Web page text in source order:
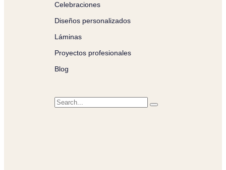
Celebraciones
Diseños personalizados
Láminas
Proyectos profesionales
Blog